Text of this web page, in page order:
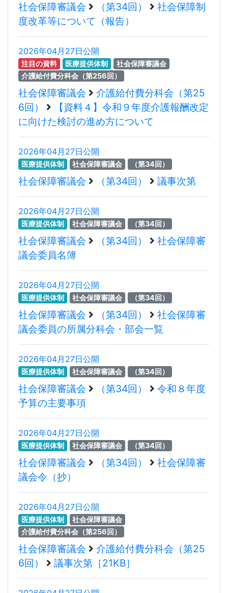
社会保障審議会 （第34回）
社会保障制
度改革等について（報告）
2026年04月27日公開
注目の資料 医療提供体制
社会保障審議会
介護給付費分科会（第256回）
社会保障審議会
介護給付費分科会（第25
6回）
【資料４】令和９年度介護報酬改定
に向けた検討の進め方について
2026年04月27日公開
医療提供体制 社会保障審議会 （第34回）
社会保障審議会 （第34回） 議事次第
2026年04月27日公開
医療提供体制 社会保障審議会 （第34回）
社会保障審議会 （第34回）
社会保障審
議会委員名簿
2026年04月27日公開
医療提供体制 社会保障審議会 （第34回）
社会保障審議会 （第34回）
社会保障審
議会委員の所属分科会・部会一覧
2026年04月27日公開
医療提供体制 社会保障審議会 （第34回）
社会保障審議会 （第34回）
令和８年度
予算の主要事項
2026年04月27日公開
医療提供体制 社会保障審議会 （第34回）
社会保障審議会 （第34回）
社会保障審
議会令（抄）
2026年04月27日公開
医療提供体制
社会保障審議会
介護給付費分科会（第256回）
社会保障審議会
介護給付費分科会（第25
6回）
議事次第［21KB］